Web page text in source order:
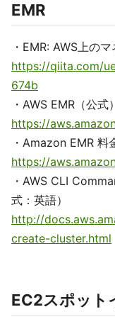
EMR
・EMR: AWS上の
https://qiita.com/
674b
・AWS EMR（公式）
https://
・Amazon EMR 料
https://
・AWS CLI
式：英語）
http://
create-cluster.html
EC2スポット